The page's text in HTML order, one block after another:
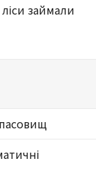
займали